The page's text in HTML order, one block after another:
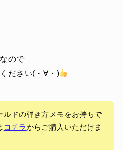
ので
ださい(・∀・)
ルドの弾き方メモをお持ちで
コチラからご購入いただけま